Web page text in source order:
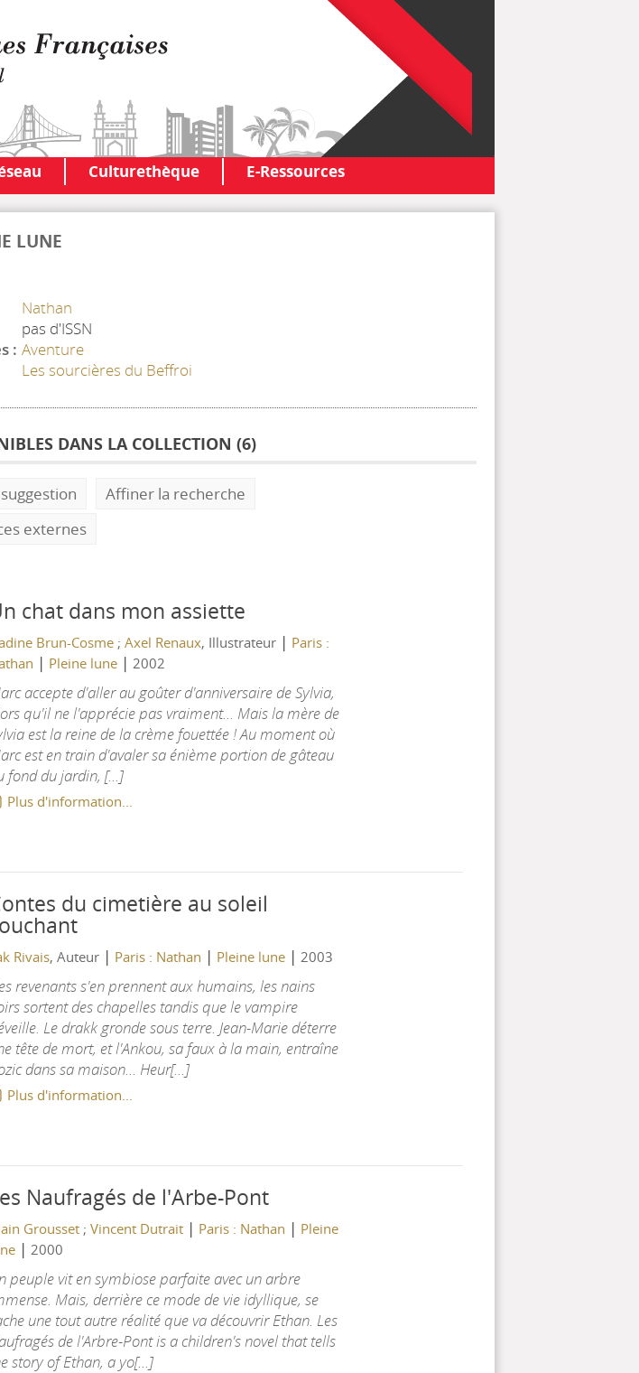
Culturethèque E-Ressources
LUNE
Nathan
pas d'ISSN
: Aventure
Les sourcières du Beffroi
DANS LA COLLECTION (6)
Affiner la recherche
externes
chat dans mon assiette
Brun-Cosme; Axel Renaux, Illustrateur | Paris :
| Pleine lune| 2002
accepte d'aller au goûter d'anniversaire de Sylvia,
qu'il ne l'apprécie pas vraiment... Mais la mère de
est la reine de la crème fouettée ! Au moment où
est en train d'avaler sa énième portion de gâteau
fond du jardin, [...]
Plus d'information...
du cimetière au soleil
Rivais, Auteur | Paris : Nathan | Pleine lune| 2003
revenants s'en prennent aux humains, les nains
sortent des chapelles tandis que le vampire
Le drakk gronde sous terre. Jean-Marie déterre
tête de mort, et l'Ankou, sa faux à la main, entraîne
dans sa maison... Heur[...]
Plus d'information...
Naufragés de l'Arbe-Pont
Grousset; Vincent Dutrait | Paris : Nathan | Pleine
| 2000
peuple vit en symbiose parfaite avec un arbre
Mais, derrière ce mode de vie idyllique, se
une tout autre réalité que va découvrir Ethan. Les
de l'Arbre-Pont is a children's novel that tells
story of Ethan, a yo[...]